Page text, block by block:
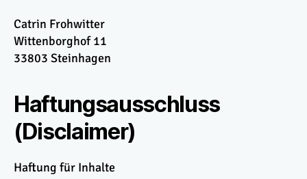
Catrin Frohwitter
Wittenborghof 11
33803 Steinhagen
Haftungsausschluss
(Disclaimer)
Haftung für Inhalte